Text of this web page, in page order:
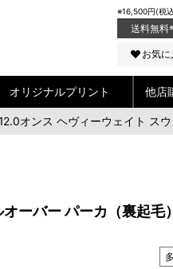
※16,500円(税
送料無料※
お気に
オリジナルプリント 他店
オンス ヘヴィーウェイト ス
ーバー パーカ（裏起毛）